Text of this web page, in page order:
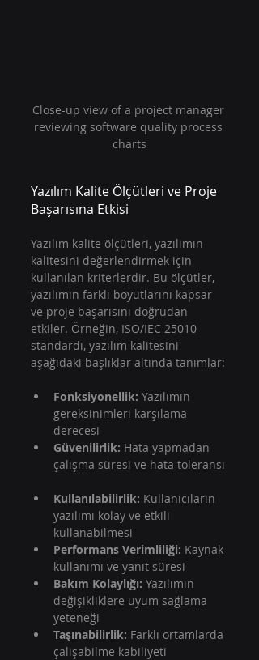
Close-up view of a project manager
reviewing software quality process
charts
Yazılım Kalite Ölçütleri ve Proje
Başarısına Etkisi
Yazılım kalite ölçütleri, yazılımın
kalitesini değerlendirmek için
kullanılan kriterlerdir. Bu ölçütler,
yazılımın farklı boyutlarını kapsar
ve proje başarısını doğrudan
etkiler. Örneğin, ISO/IEC 25010
standardı, yazılım kalitesini
aşağıdaki başlıklar altında tanımlar:
Fonksiyonellik: Yazılımın
gereksinimleri karşılama
derecesi
Güvenilirlik: Hata yapmadan
çalışma süresi ve hata toleransı
Kullanılabilirlik: Kullanıcıların
yazılımı kolay ve etkili
kullanabilmesi
Performans Verimliliği: Kaynak
kullanımı ve yanıt süresi
Bakım Kolaylığı: Yazılımın
değişikliklere uyum sağlama
yeteneği
Taşınabilirlik: Farklı ortamlarda
çalışabilme kabiliyeti